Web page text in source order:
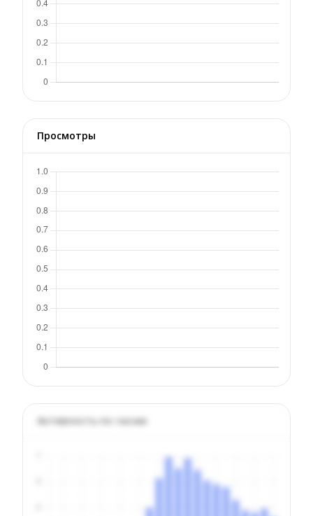
Просмотры
Активность по часам